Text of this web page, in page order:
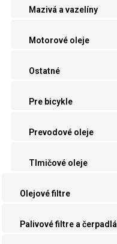
Mazivá a vazelíny
Motorové oleje
Ostatné
Pre bicykle
Prevodové oleje
Tlmičové oleje
Olejové filtre
Palivové filtre a čerpadlá